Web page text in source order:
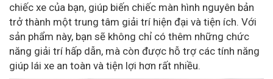
chiếc xe của bạn, giúp biến chiếc màn hình nguyên bản
trở thành một trung tâm giải trí hiện đại và tiện ích. Với
sản phẩm này, bạn sẽ không chỉ có thêm những chức
năng giải trí hấp dẫn, mà còn được hỗ trợ các tính năng
giúp lái xe an toàn và tiện lợi hơn rất nhiều.